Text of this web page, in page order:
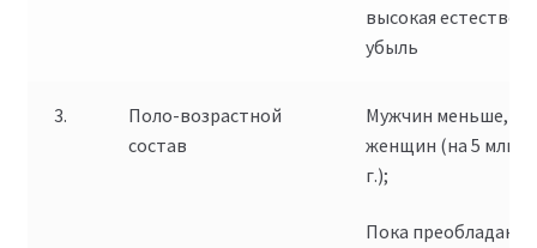
высокая
убыль
3.
Поло-возрастной
состав
Мужчин меньше,
женщин (на 5 млн.
г.);
Пока преобладают